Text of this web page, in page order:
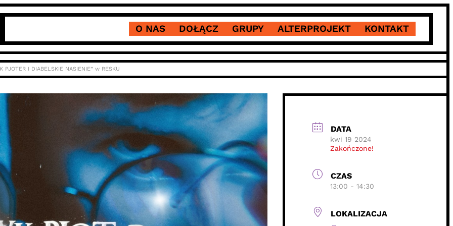
O NAS DOŁĄCZ GRUPY ALTERPROJEKT KONTAKT
PJOTER I DIABELSKIE NASIENIE” w RESKU
DATA
kwi 19 2024
Zakończone!
CZAS
13:00 - 14:30
LOKALIZACJA